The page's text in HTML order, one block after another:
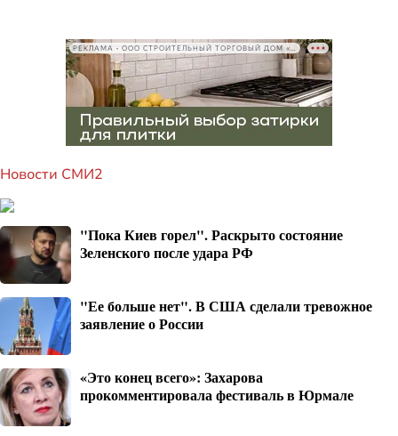
Новости СМИ2
"Пока Киев горел". Раскрыто состояние
Зеленского после удара РФ
"Ее больше нет". В США сделали тревожное
заявление о России
«Это конец всего»: Захарова
прокомментировала фестиваль в Юрмале